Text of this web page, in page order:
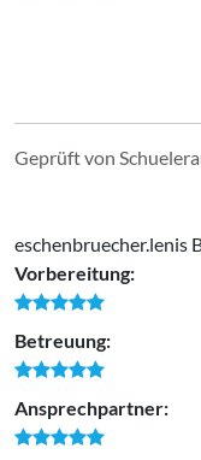
Geprüft von
eschenbruecher.lenis
Vorbereitung:
Betreuung:
Ansprechpartner: